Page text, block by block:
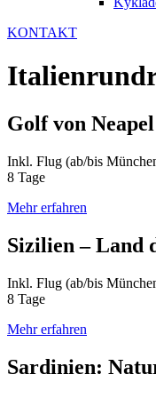
KONTAKT
Golf von Neapel
Inkl. Flug (ab/bis
8 Tage
Mehr erfahren
Sizilien – Land
Inkl. Flug (ab/bis
8 Tage
Mehr erfahren
Sardinien: